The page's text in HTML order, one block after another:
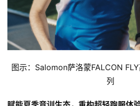
察
装
备
图示：Salomon萨洛蒙FALCON
列